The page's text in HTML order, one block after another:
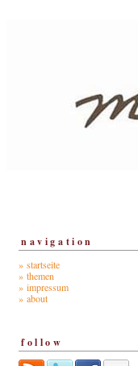
navigation
» startseite
» themen
» impressum
» about
follow